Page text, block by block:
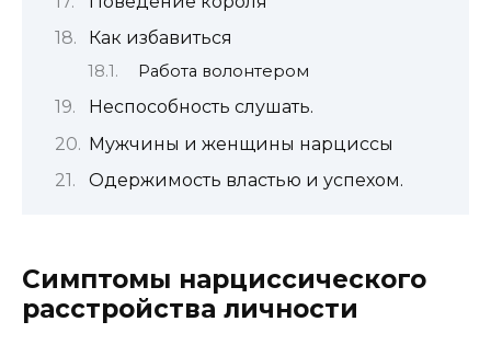
Как избавиться
Работа волонтером
Неспособность слушать.
Мужчины и женщины нарциссы
Одержимость властью и успехом.
Симптомы нарциссического
расстройства личности